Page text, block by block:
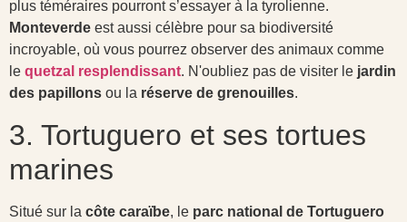
plus téméraires pourront s’essayer à la tyrolienne.
Monteverde est aussi célèbre pour sa biodiversité
incroyable, où vous pourrez observer des animaux comme
le quetzal resplendissant. N'oubliez pas de visiter le jardin
des papillons ou la réserve de grenouilles.
3. Tortuguero et ses tortues
marines
Situé sur la côte caraïbe, le parc national de Tortuguero